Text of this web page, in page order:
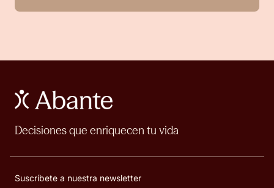
Decisiones que enriquecen tu vida
Suscríbete a nuestra newsletter